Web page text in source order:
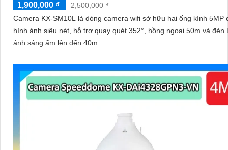
1,900,000 ₫
2,500,000 ₫
Camera KX-SM10L là dòng camera wifi sở hữu hai ống kính 5MP
hình ảnh siêu nét, hỗ trợ quay quét 352°, hồng ngoại 50m và đèn
ánh sáng ấm lên đến 40m